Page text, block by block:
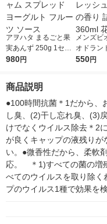
アヲハタ まるごと果
実あんず 250g 1セッ
ト（2個） ジャム ス
980円
メンズビ
オドラン
ッシュ フ
550円
商品説明
●100時間抗菌＊1だから、
し臭、(2)干し忘れ臭、(3)
けでなくウイルス除去＊2
が良くキャップの液残りが
い。●微香性だから、柔軟
応。　＊1)すべての菌の増
べてのウイルスを取り除く
プのウイルス1種で効果を検